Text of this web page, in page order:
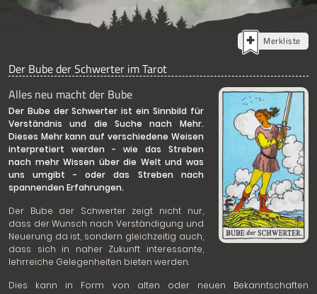
Merkliste
Der Bube der Schwerter im Tarot
Alles neu macht der Bube
Der Bube der Schwerter ist ein Sinnbild für
Verständnis und die Suche nach Mehr.
Dieses Mehr kann auf verschiedene Weisen
interpretiert werden - wie das Streben
nach mehr Wissen über die Welt und was
uns umgibt - oder das Streben nach
spannenden Erfahrungen.
Der Bube der Schwerter zeigt nicht nur,
dass der Wunsch nach Verständigung und
Neuerung da ist, sondern gleichzeitig auch,
dass sich in naher Zukunft interessante,
lehrreiche Gelegenheiten bieten werden.
Dies kann in Form von alten oder neuen Bekanntschaften